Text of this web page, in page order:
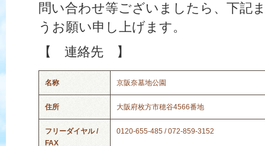
問い合わせ等ございましたら、下記
うお願い申し上げます。
【 連絡先 】
名称 京阪奈墓地公園
住所 大阪府枚方市穂谷4566番地
フリーダイヤル /
FAX
0120-655-485 / 072-859-3152